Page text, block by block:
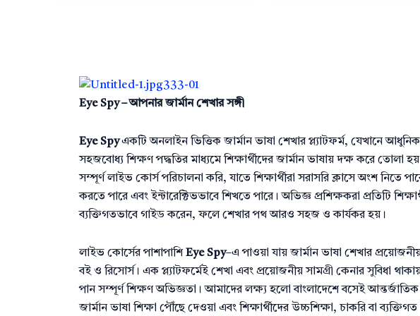
Eye Spy – আপনার জার্মান শেখার সঙ্গী
Eye Spyএকটি অনলাইন ভিত্তিক জার্মান ভাষা শেখার প্ল্যাটফর্ম, যেখানে
সহজবোধ্য শিক্ষণ পদ্ধতির মাধ্যমে শিক্ষার্থীদের জার্মান ভাষায় দক্ষ করে তোলা
সম্পূর্ণ লাইভ কোর্স পরিচালনা করি, যাতে শিক্ষার্থীরা সরাসরি ক্লাসে অংশ নিতে
করতে পারে এবং ইন্টারেক্টিভভাবে শিখতে পারে। অভিজ্ঞ প্রশিক্ষকরা প্রতিটি
ব্যক্তিগতভাবে গাইড করেন, ফলে শেখার পথ আরও সহজ ও কার্যকর হয়।
লাইভ কোর্সের পাশাপাশিEye Spy–এ পাওয়া যায় জার্মান ভাষা শেখার
বই ও রিসোর্স। এক প্ল্যাটফর্মেই শেখা এবং প্রয়োজনীয় সামগ্রী কেনার সুবিধা থাকায়
পান সম্পূর্ণ শিক্ষণ অভিজ্ঞতা। আমাদের লক্ষ্য হলো বাংলাদেশে বসেই আন্তর্জাতিক
জার্মান ভাষা শিক্ষা পৌঁছে দেওয়া এবং শিক্ষার্থীদের উচ্চশিক্ষা, চাকরি বা